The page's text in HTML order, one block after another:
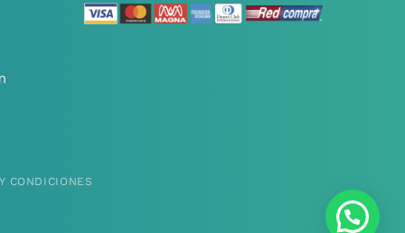
CONDICIONES